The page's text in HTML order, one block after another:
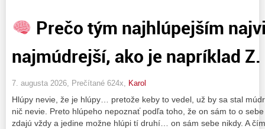
Prečo tým najhlúpejším
najmúdrejší, ako je napríklad Z.
7. augusta 2026, Prečítané 624x, Karol
Hlúpy nevie, že je hlúpy… pretože keby to vedel, už by sa stal
nič nevie. Preto hlúpeho nepoznať podľa toho, že on sám to o
zdajú vždy a jedine možne hlúpi tí druhí… on sám sebe nikdy. A